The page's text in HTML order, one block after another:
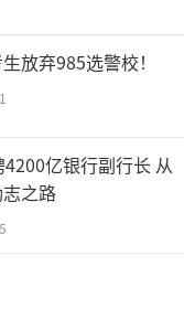
放弃985选警校！
亿银行副行长 从
之路